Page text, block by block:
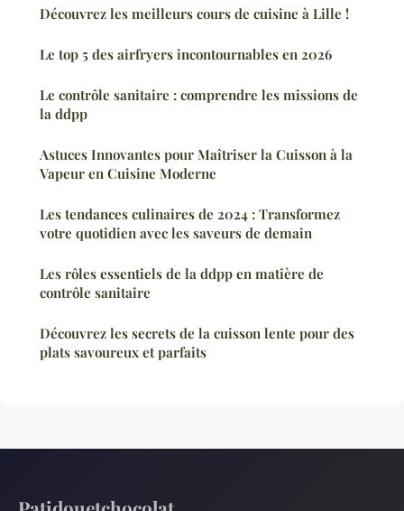
Découvrez les meilleurs cours de cuisine à Lille !
Le top 5 des airfryers incontournables en 2026
Le contrôle sanitaire : comprendre les missions de
la ddpp
Astuces Innovantes pour Maîtriser la Cuisson à la
Vapeur en Cuisine Moderne
Les tendances culinaires de 2024 : Transformez
votre quotidien avec les saveurs de demain
Les rôles essentiels de la ddpp en matière de
contrôle sanitaire
Découvrez les secrets de la cuisson lente pour des
plats savoureux et parfaits